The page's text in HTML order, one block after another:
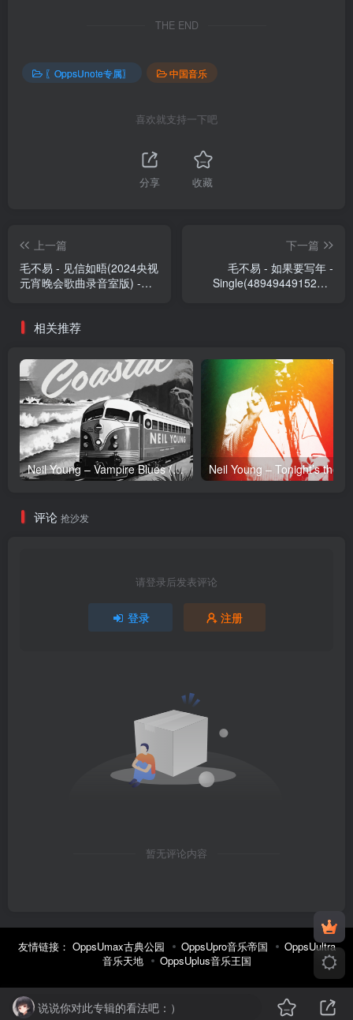
THE END
〖OppsUnote专属〗 中国音乐
喜欢就支持一下吧
分享 收藏
上一篇
毛不易 - 见信如晤(2024央视
元宵晚会歌曲录音室版) -
下一篇
毛不易 - 如果要写年 -
Single(4894944915225)
相关推荐
Neil Young – Vampire Blues (Live) – Single(054391239303)【24bit／96.0kHz】土耳其区
评论 抢沙发
请登录后发表评论
登录 注册
暂无评论内容
友情链接： OppsUmax古典公园 OppsUpro音乐帝国
OppsUultra
音乐天地
OppsUplus音乐王国
说说你对此专辑的看法吧：）